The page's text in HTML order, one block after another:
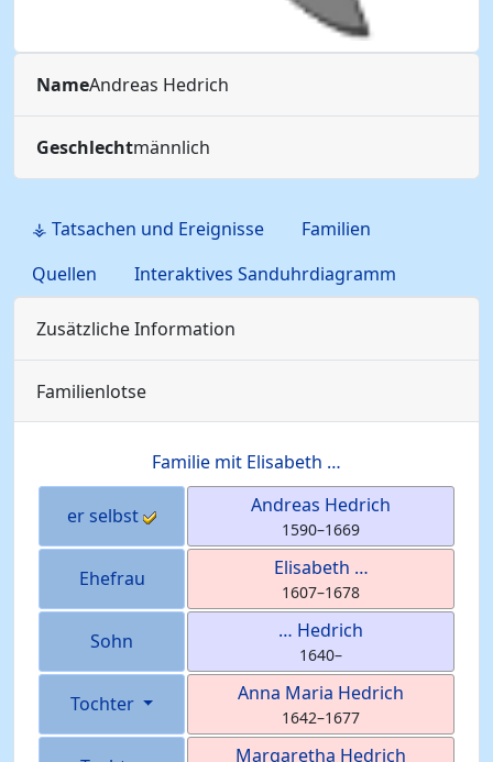
NameAndreas Hedrich
Geschlechtmännlich
⚶ Tatsachen und Ereignisse
Familien
Quellen
Interaktives Sanduhrdiagramm
Zusätzliche Information
Familienlotse
Familie mit Elisabeth …
er selbst Andreas Hedrich
1590–1669
Ehefrau Elisabeth …
1607–1678
Sohn … Hedrich
1640–
Tochter Anna Maria Hedrich
1642–1677
Margaretha Hedrich